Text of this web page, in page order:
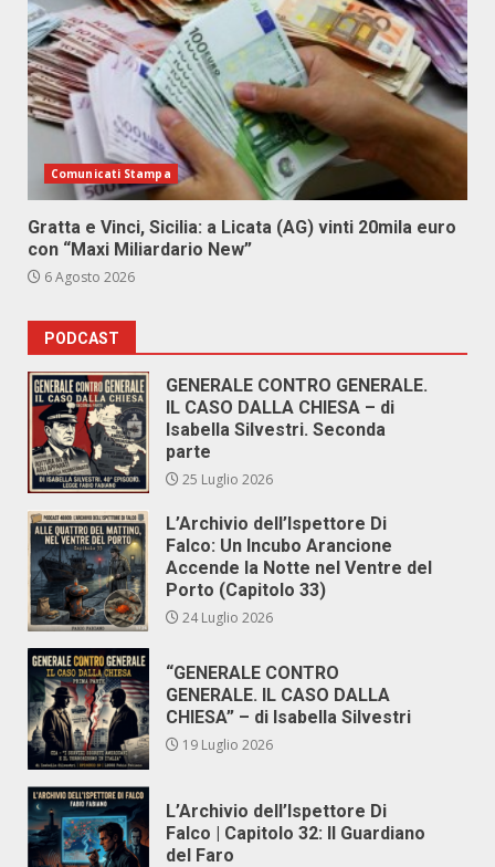
Comunicati Stampa
Gratta e Vinci, Sicilia: a Licata (AG) vinti 20mila euro
con “Maxi Miliardario New”
6 Agosto 2026
PODCAST
GENERALE CONTRO GENERALE.
IL CASO DALLA CHIESA – di
Isabella Silvestri. Seconda
parte
25 Luglio 2026
L’Archivio dell’Ispettore Di
Falco: Un Incubo Arancione
Accende la Notte nel Ventre del
Porto (Capitolo 33)
24 Luglio 2026
“GENERALE CONTRO
GENERALE. IL CASO DALLA
CHIESA” – di Isabella Silvestri
19 Luglio 2026
L’Archivio dell’Ispettore Di
Falco | Capitolo 32: Il Guardiano
del Faro